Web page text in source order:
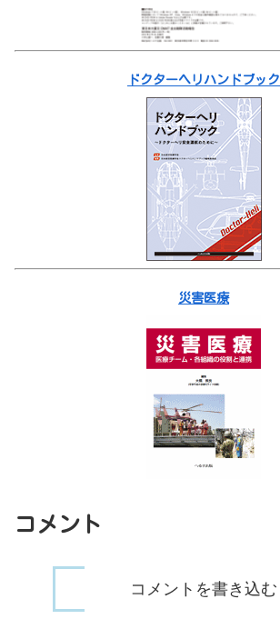
ドクターヘリハンドブック
災害医療
コメント
コメントを書き込む